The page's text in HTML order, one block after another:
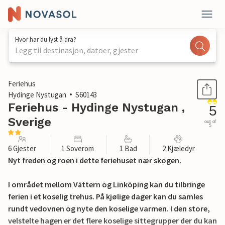
Hvor har du lyst å dra?
Legg til destinasjon, datoer, gjester
1 / 24
Feriehus
Hydinge Nystugan
S60143
Feriehus - Hydinge Nystugan ,
Sverige
5
out of
5
6 Gjester 1 Soverom 1 Bad 2 Kjæledyr
Nyt freden og roen i dette feriehuset nær skogen.
I området mellom Vättern og Linköping kan du tilbringe
ferien i et koselig trehus. På kjølige dager kan du samles
rundt vedovnen og nyte den koselige varmen. I den store,
velstelte hagen er det flere koselige sittegrupper der du kan